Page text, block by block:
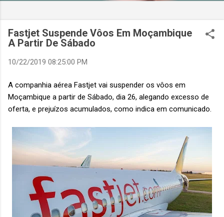
custa ao setor US$ 6,3 bilhões anualmente. Cada mala
extraviada acarreta um custo médio de US$ 260. Com um
extraviada anula o lucro de mais de 30 assentos vendidos, e
Fastjet Suspende Vôos Em Moçambique
A Partir De Sábado
10/22/2019 08:25:00 PM
A companhia aérea Fastjet vai suspender os vôos em
Moçambique a partir de Sábado, dia 26, alegando excesso de
oferta, e prejuízos acumulados, como indica em comunicado.